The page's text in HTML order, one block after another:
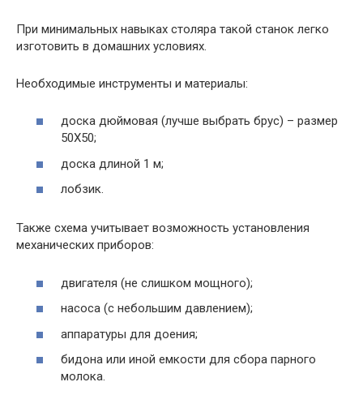
При минимальных навыках столяра такой станок легко
изготовить в домашних условиях.
Необходимые инструменты и материалы:
доска дюймовая (лучше выбрать брус) – размер
50Х50;
доска длиной 1 м;
лобзик.
Также схема учитывает возможность установления
механических приборов:
двигателя (не слишком мощного);
насоса (с небольшим давлением);
аппаратуры для доения;
бидона или иной емкости для сбора парного
молока.